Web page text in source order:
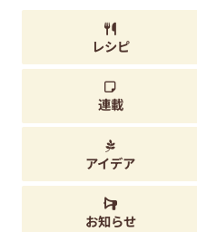
レシピ
連載
アイデア
お知らせ